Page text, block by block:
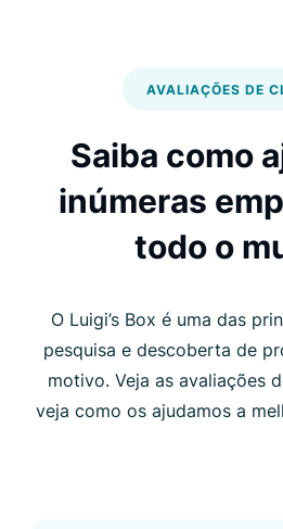
AVALIAÇÕES DE
Saiba como
inúmeras
todo o
O Luigi’s Box é uma das
pesquisa e descoberta de
motivo. Veja as avaliações
veja como os ajudamos a